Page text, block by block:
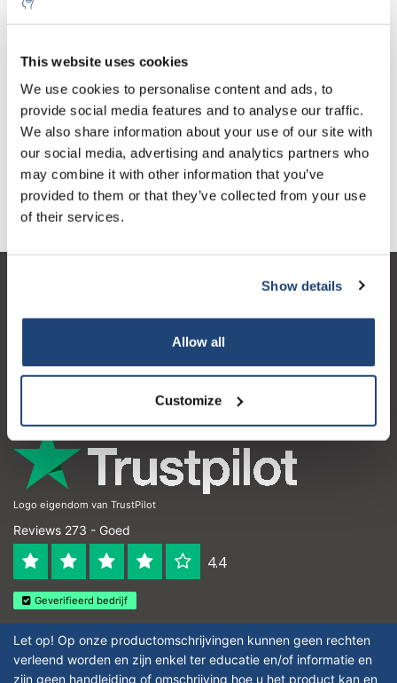
This website uses cookies
We use cookies to personalise content and ads, to
provide social media features and to analyse our traffic.
We also share information about your use of our site with
our social media, advertising and analytics partners who
may combine it with other information that you’ve
provided to them or that they’ve collected from your use
of their services.
Show details
Allow all
Customize
1 Stuk Excl. btw
€111,86
Incl. btw
Toevoegen aan winkelwagen
Informatie
Contactgegevens
Logo eigendom van TrustPilot
Reviews 273 - Goed
4.4
Geverifieerd bedrijf
Let op! Op onze productomschrijvingen kunnen geen rechten
verleend worden en zijn enkel ter educatie en/of informatie en
zijn geen handleiding of omschrijving hoe u het product kan en